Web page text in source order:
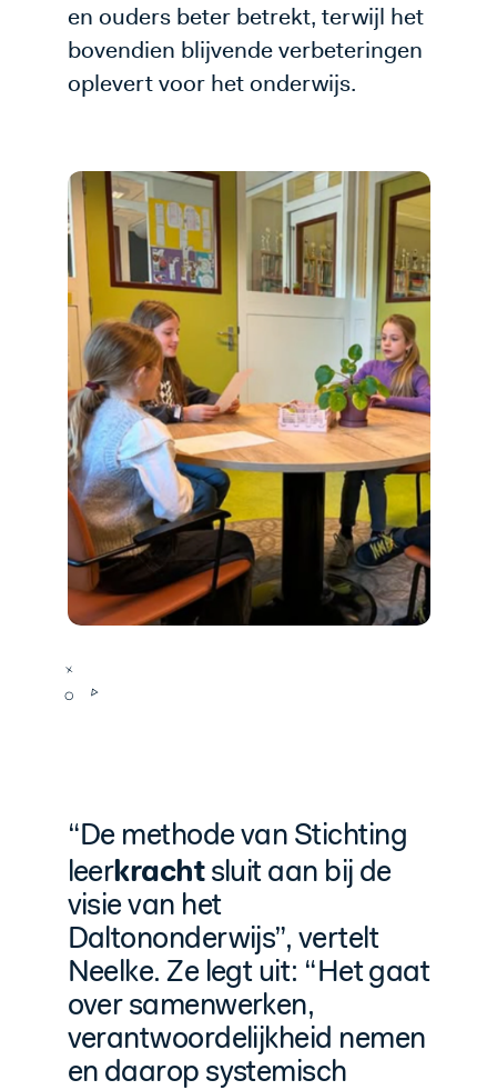
en ouders beter betrekt, terwijl het
bovendien blijvende verbeteringen
oplevert voor het onderwijs.
“De methode van Stichting
leerkrachtsluit aan bij de
visie van het
Daltononderwijs”, vertelt
Neelke. Ze legt uit: “Het gaat
over samenwerken,
verantwoordelijkheid nemen
en daarop systemisch